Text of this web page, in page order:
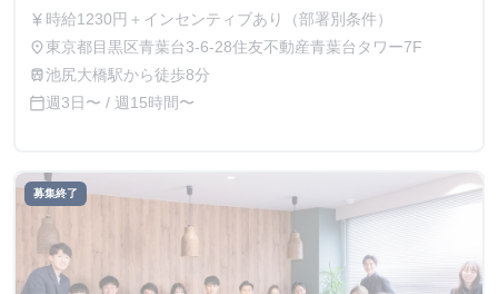
currency_yen 時給1230円＋インセンティブあり（部署別条件）
place東京都目黒区青葉台3-6-28住友不動産青葉台タワー7F
train池尻大橋駅から徒歩8分
calendar_today週3日〜 / 週15時間〜
募集終了